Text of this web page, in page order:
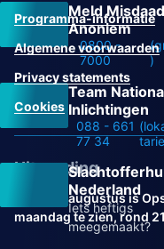
Meld Misdaad
Anoniem
0800 -
7000
)
Team
Inlichtingen
088 - 661
77 34
Nederland
Iets heftigs
meegemaakt?
Programma-informatie
Algemene voorwaarden
Privacy statements
Cookies
Uitzending
Vanaf 31 augustus is
maandag te zien, rond